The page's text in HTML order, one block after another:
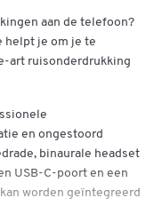
aan de telefoon?
helpt je om je te
art ruisonderdrukking
en ongestoord
binaurale headset
USB-C-poort en een
worden geïntegreerd